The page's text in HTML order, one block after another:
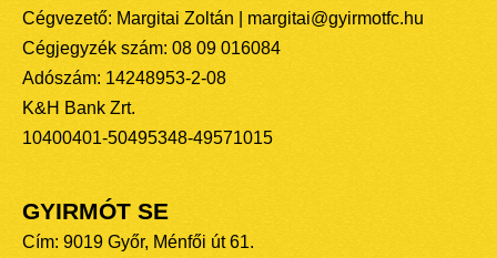
Cégvezető: Margitai Zoltán | margitai@gyirmotfc.hu
Cégjegyzék szám: 08 09 016084
Adószám: 14248953-2-08
K&H Bank Zrt.
10400401-50495348-49571015
GYIRMÓT SE
Cím: 9019 Győr, Ménfői út 61.